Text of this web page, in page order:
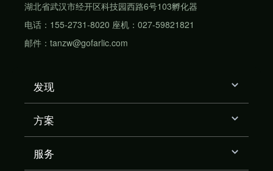
湖北省武汉市经开区科技园西路6号103孵化器
电话：155-2731-8020 座机：027-59821821
邮件：tanzw@gofarlic.com
发现
方案
服务